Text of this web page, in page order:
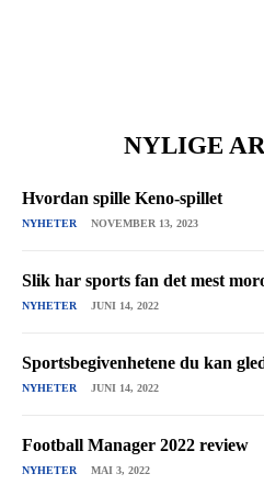
NYLIGE
Hvordan spille Keno-spillet
NYHETER NOVEMBER 13, 2023
Slik har sports fan det mest
NYHETER JUNI 14, 2022
Sportsbegivenhetene du kan
NYHETER JUNI 14, 2022
Football Manager 2022 review
NYHETER MAI 3, 2022